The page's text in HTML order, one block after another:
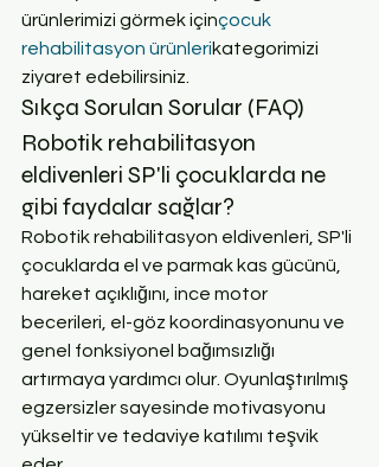
ürünlerimizi görmek içinçocuk
rehabilitasyon ürünlerikategorimizi
ziyaret edebilirsiniz.
Sıkça Sorulan Sorular (FAQ)
Robotik rehabilitasyon
eldivenleri SP'li çocuklarda ne
gibi faydalar sağlar?
Robotik rehabilitasyon eldivenleri, SP'li
çocuklarda el ve parmak kas gücünü,
hareket açıklığını, ince motor
becerileri, el-göz koordinasyonunu ve
genel fonksiyonel bağımsızlığı
artırmaya yardımcı olur. Oyunlaştırılmış
egzersizler sayesinde motivasyonu
yükseltir ve tedaviye katılımı teşvik